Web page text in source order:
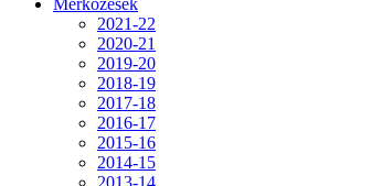
2021-22
2020-21
2019-20
2018-19
2017-18
2016-17
2015-16
2014-15
2013-14